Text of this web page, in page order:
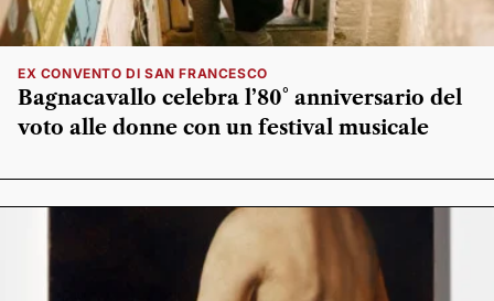
EX CONVENTO DI SAN FRANCESCO
Bagnacavallo celebra l’80° anniversario del
voto alle donne con un festival musicale